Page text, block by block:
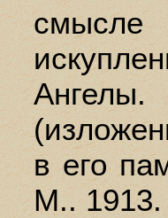
в его
М..